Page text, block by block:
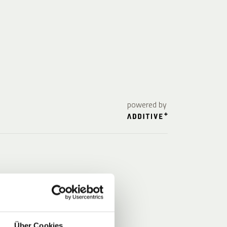
Über Cookies
powered by